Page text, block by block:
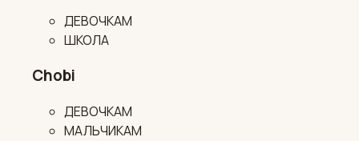
ДЕВОЧКАМ
ШКОЛА
Chobi
ДЕВОЧКАМ
МАЛЬЧИКАМ